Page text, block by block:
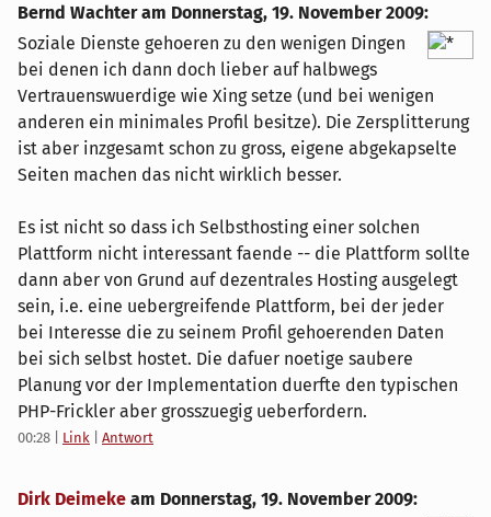
Bernd Wachter am Donnerstag, 19. November 2009:
Soziale Dienste gehoeren zu den wenigen Dingen
bei denen ich dann doch lieber auf halbwegs
Vertrauenswuerdige wie Xing setze (und bei wenigen
anderen ein minimales Profil besitze). Die Zersplitterung
ist aber inzgesamt schon zu gross, eigene abgekapselte
Seiten machen das nicht wirklich besser.
Es ist nicht so dass ich Selbsthosting einer solchen
Plattform nicht interessant faende -- die Plattform sollte
dann aber von Grund auf dezentrales Hosting ausgelegt
sein, i.e. eine uebergreifende Plattform, bei der jeder
bei Interesse die zu seinem Profil gehoerenden Daten
bei sich selbst hostet. Die dafuer noetige saubere
Planung vor der Implementation duerfte den typischen
PHP-Frickler aber grosszuegig ueberfordern.
00:28 Link Antwort
Dirk Deimeke am Donnerstag, 19. November 2009: